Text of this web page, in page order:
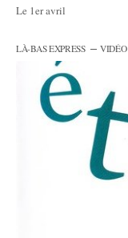
Le 1er avril
LÀ-BAS EXPRESS – VIDÉO